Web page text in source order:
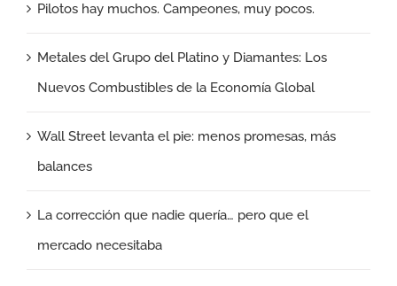
Pilotos hay muchos. Campeones, muy pocos.
Metales del Grupo del Platino y Diamantes: Los
Nuevos Combustibles de la Economía Global
Wall Street levanta el pie: menos promesas, más
balances
La corrección que nadie quería… pero que el
mercado necesitaba